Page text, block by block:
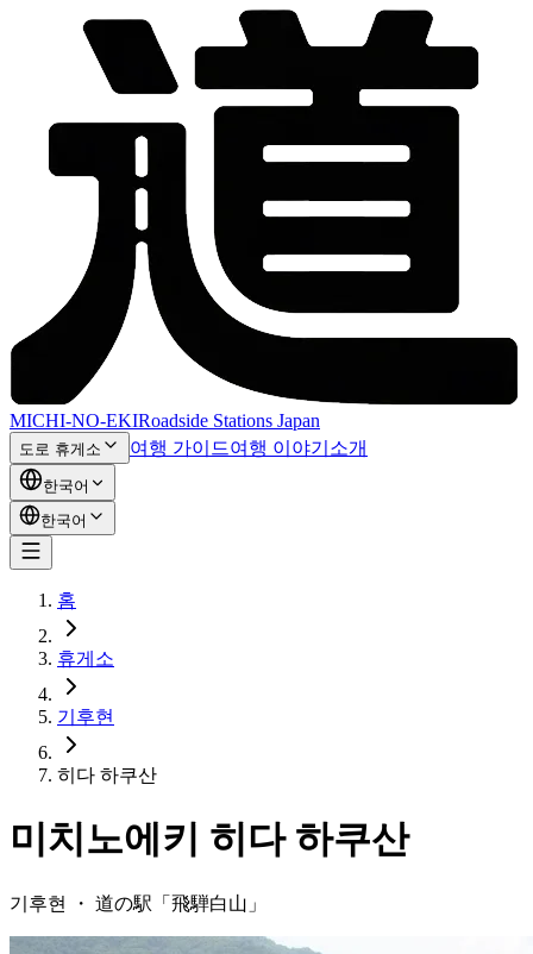
MICHI-NO-EKIRoadside Stations Japan
도로 휴게소 여행 가이드여행 이야기 소개
한국어
한국어
홈
휴게소
기후현
히다 하쿠산
미치노에키 히다 하쿠산
기후현 ・ 道の駅「 飛騨白山 」